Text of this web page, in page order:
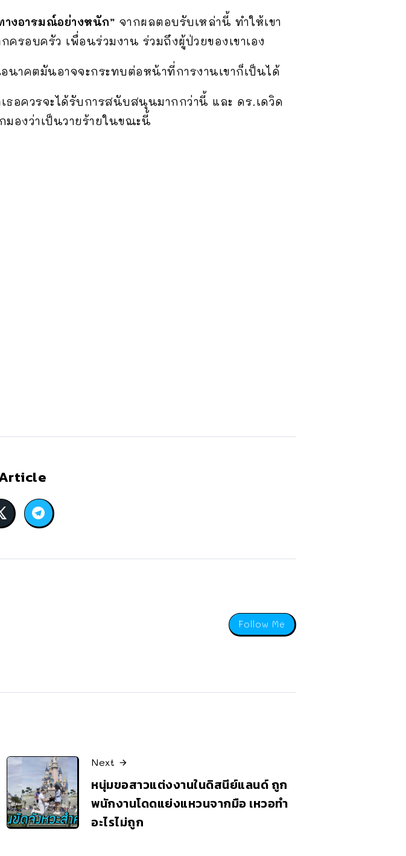
างอารมณ์อย่างหนัก” จากผลตอบรับเหล่านี้ ทำให้เขา
รอบครัว เพื่อนร่วมงาน ร่วมถึงผู้ป่วยของเขาเอง
นาคตมันอาจจะกระทบต่อหน้าที่การงานเขาก็เป็นได้
ธอควรจะได้รับการสนับสนุนมากกว่านี้ และ ดร.เดวิด
มองว่าเป็นวายร้ายในขณะนี้
Follow Me
Next
หนุ่มขอสาวแต่งงานในดิสนีย์แลนด์ ถูก
พนักงานโดดแย่งแหวนจากมือ เหวอทำ
อะไรไม่ถูก